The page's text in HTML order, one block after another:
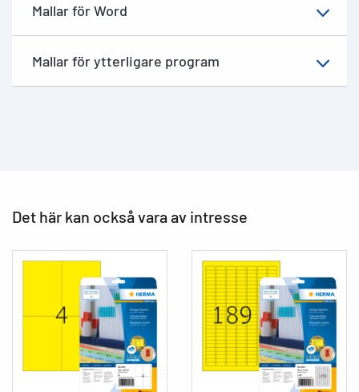
Mallar för Word
Mallar för ytterligare program
Det här kan också vara av intresse